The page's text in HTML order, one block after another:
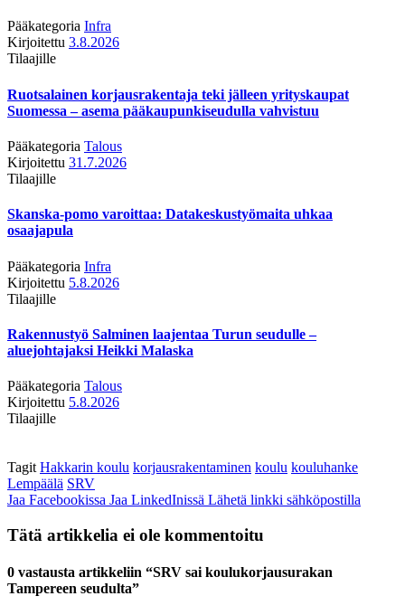
Pääkategoria Infra
Kirjoitettu 3.8.2026
Tilaajille
Ruotsalainen korjausrakentaja teki jälleen yrityskaupat
Suomessa – asema pääkaupunkiseudulla vahvistuu
Pääkategoria Talous
Kirjoitettu 31.7.2026
Tilaajille
Skanska-pomo varoittaa: Datakeskustyömaita uhkaa
osaajapula
Pääkategoria Infra
Kirjoitettu 5.8.2026
Tilaajille
Rakennustyö Salminen laajentaa Turun seudulle –
aluejohtajaksi Heikki Malaska
Pääkategoria Talous
Kirjoitettu 5.8.2026
Tilaajille
Tagit Hakkarin koulu korjausrakentaminen koulu kouluhanke
Lempäälä SRV
Jaa Facebookissa Jaa LinkedInissä Lähetä linkki sähköpostilla
Tätä artikkelia ei ole kommentoitu
0 vastausta artikkeliin “SRV sai koulukorjausurakan
Tampereen seudulta”